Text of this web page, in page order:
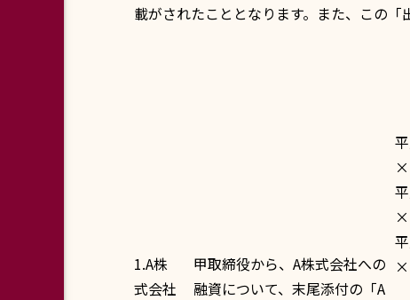
載がされたこととなります。また、この「
1.A株
式会社
甲取締役から、A株式会社への
融資について、末尾添付の「A